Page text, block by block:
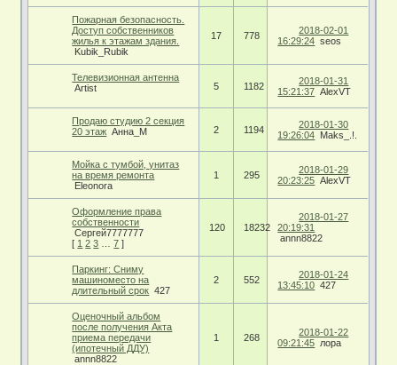
Пожарная безопасность.
Доступ собственников
жилья к этажам здания.
Kubik_Rubik
17 778
2018-02-01
16:29:24 seos
Телевизионная антенна
Artist
5 1182
2018-01-31
15:21:37 AlexVT
Продаю студию 2 секция
20 этаж Анна_М 2 1194
2018-01-30
19:26:04 Maks_.!.
Мойка с тумбой, унитаз
на время ремонта
Eleonora
1 295
2018-01-29
20:23:25 AlexVT
Оформление права
собственности
Сергей7777777
[ 1 2 3 7 ]
120 18232
2018-01-27
20:19:31
annn8822
Паркинг: Сниму
машиноместо на
длительный срок 427
2 552
2018-01-24
13:45:10 427
Оценочный альбом
после получения Акта
приема передачи
(ипотечный ДДУ)
annn8822
1 268
2018-01-22
09:21:45 лора